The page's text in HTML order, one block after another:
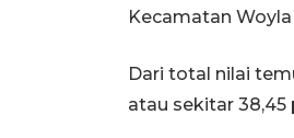
Kecamatan
Dari total nilai
atau sekitar